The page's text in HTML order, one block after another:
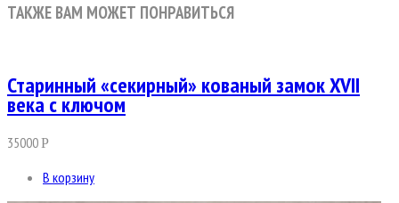
ТАКЖЕ ВАМ МОЖЕТ ПОНРАВИТЬСЯ
Старинный «секирный» кованый замок XVII
века с ключом
35000Р
В корзину